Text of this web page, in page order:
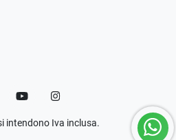
intendono Iva inclusa.